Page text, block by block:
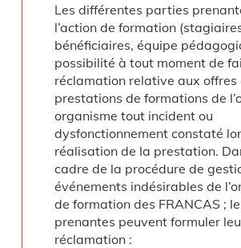
Les différentes parties
l’action de formation
bénéficiaires, équipe
possibilité à tout moment de
réclamation relative aux offres
prestations de formations de
organisme tout incident ou
dysfonctionnement constaté
réalisation de la prestation.
cadre de la procédure de
événements indésirables de
de formation des FRANCAS ;
prenantes peuvent formuler
réclamation :